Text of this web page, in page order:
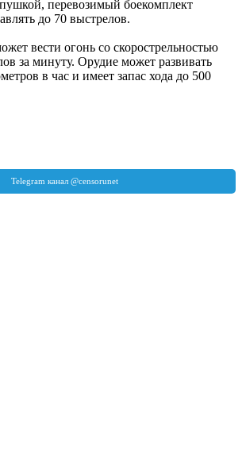
перевозимый боекомплект
до 70 выстрелов.
вести огонь со скорострельностью
за минуту. Орудие может развивать
в час и имеет запас хода до 500